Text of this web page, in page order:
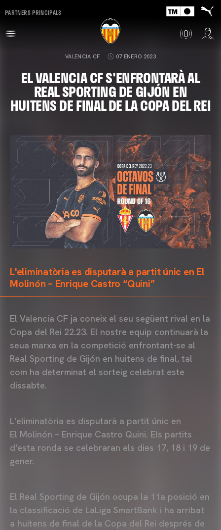
PARTNERS PRINCIPALS
VALENCIA CF 07 ENERO 2023
EL VALENCIA CF S'ENFRONTARÀ AL
REAL SPORTING DE GIJÓN EN
HUITENS DE FINAL DE LA COPA DEL REI
L'eliminatòria es disputarà a partit únic en El
Molinón – Enrique Castro “Quini”
El Valencia CF ja coneix el seu següent rival en la
Copa del Rei 22.23. El nostre equip continuarà la
seua marxa en la competició enfrontant-se al
Real Sporting de Gijón en huitens de final, tal
com ha determinat el sorteig celebrat este
dissabte.
L'eliminatòria es disputarà a partit únic en
El Molinón – Enrique Castro Quini. Els partits
d'esta ronda se celebraran els dies 17, 18 i 19 de
gener.
El Real Sporting de Gijón ocupa la 11a posició en
la classificació de LaLiga SmartBank i ha arribat
a huitens de final de la Copa del Rei després de